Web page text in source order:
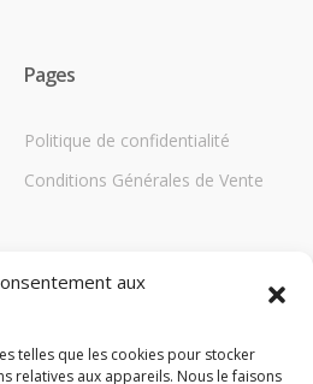
aux
telles que les cookies pour stocker
relatives aux appareils. Nous le faisons
Pages
Politique de confidentialité
Conditions Générales de Vente